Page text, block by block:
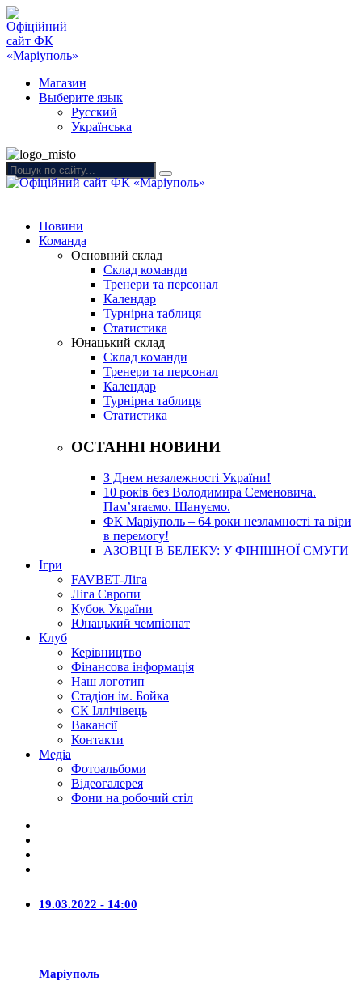
Магазин
Выберите язык
Русский
Українська
Новини
Команда
Основний склад
Склад команди
Тренери та персонал
Календар
Турнірна таблиця
Статистика
Юнацький склад
Склад команди
Тренери та персонал
Календар
Турнірна таблиця
Статистика
ОСТАННІ НОВИНИ
З Днем незалежності України!
10 років без Володимира Семеновича.
Пам’ятаємо. Шануємо.
ФК Маріуполь – 64 роки незламності та віри
в перемогу!
АЗОВЦІ В БЕЛЕКУ: У ФІНІШНОЇ СМУГИ
Ігри
FAVBET-Ліга
Ліга Європи
Кубок України
Юнацький чемпіонат
Клуб
Керівництво
Фінансова інформація
Наш логотип
Стадіон ім. Бойка
СК Іллічівець
Вакансії
Контакти
Медіа
Фотоальбоми
Відеогалерея
Фони на робочий стіл
19.03.2022 - 14:00
Маріуполь